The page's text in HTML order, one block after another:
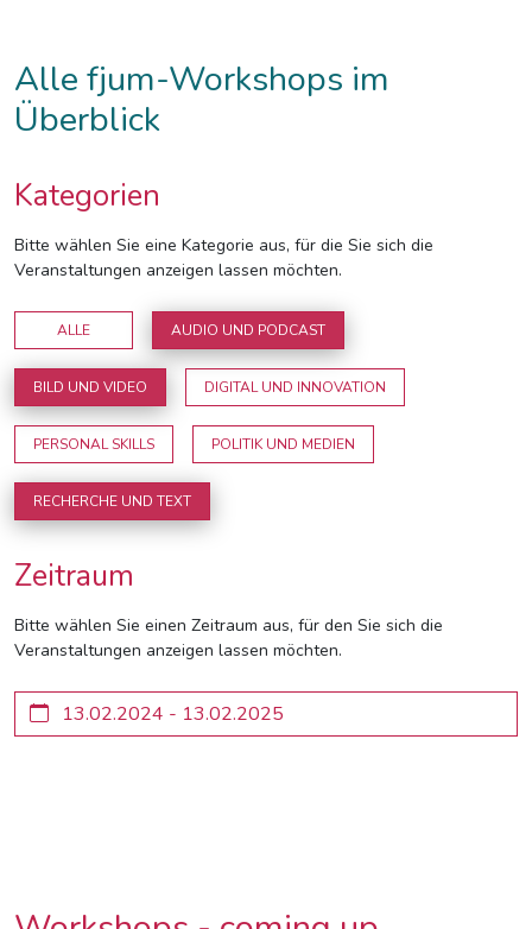
Alle fjum-Workshops im
Überblick
Kategorien
Bitte wählen Sie eine Kategorie aus, für die Sie sich die
Veranstaltungen anzeigen lassen möchten.
ALLE AUDIO UND PODCAST
BILD UND VIDEO DIGITAL UND INNOVATION
PERSONAL SKILLS POLITIK UND MEDIEN
RECHERCHE UND TEXT
Zeitraum
Bitte wählen Sie einen Zeitraum aus, für den Sie sich die
Veranstaltungen anzeigen lassen möchten.